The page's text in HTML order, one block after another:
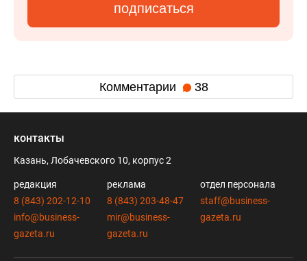
подписаться
Комментарии 38
контакты
Казань, Лобачевского 10, корпус 2
редакция
8 (843) 202-12-10
info@business-
gazeta.ru
реклама
8 (843) 203-48-47
mir@business-
gazeta.ru
отдел персонала
staff@business-
gazeta.ru